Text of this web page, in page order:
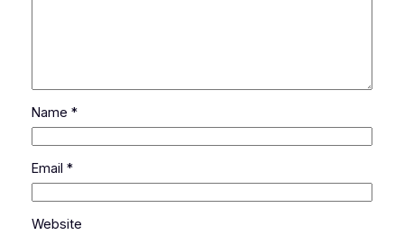
Name *
Email *
Website